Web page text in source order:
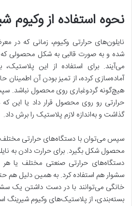
نحوه استفاده از وکیوم
نا‌یلون‌های حرارتی وکیوم، زمانی که در
شده و به صورت قالبی به شکل محصولی که
می‌آیند. برای استفاده از این
آماده‌سازی کرده، از تمیز بودن آن
هیچ‌گونه گرد‌و‌غباری روی محصول نباشد.
حرارتی رو روی محصول قرار داد یا این
گذاشت و به‌اندازه لازم پلاستیک را برش داد.
سپس می‌توان با دستگاه‌های حرارتی مختلف
محصول شکل بگیرد. برای حرارت دادن به
دستگاه‌های حرارتی صنعتی مختلف یا هر
سشوار هم استفاده کرد. به همین دلیل
خانگی می‌توانند با در دست داشتن یک
بسته‌بندی، از پلاستیک‌های وکیوم شیرینگ